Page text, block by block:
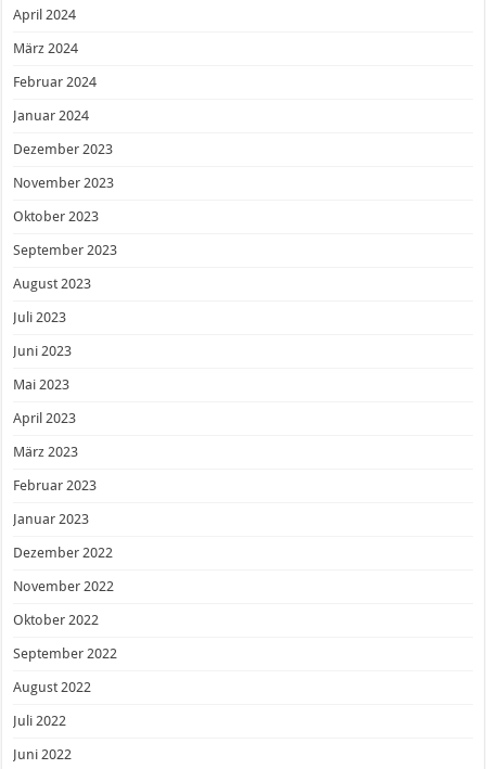
April 2024
März 2024
Februar 2024
Januar 2024
Dezember 2023
November 2023
Oktober 2023
September 2023
August 2023
Juli 2023
Juni 2023
Mai 2023
April 2023
März 2023
Februar 2023
Januar 2023
Dezember 2022
November 2022
Oktober 2022
September 2022
August 2022
Juli 2022
Juni 2022